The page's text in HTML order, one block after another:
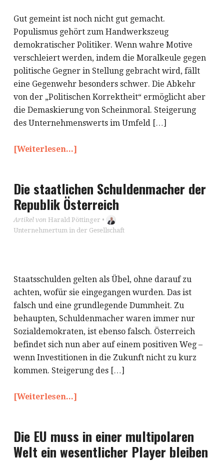
Gut gemeint ist noch nicht gut gemacht.
Populismus gehört zum Handwerkszeug
demokratischer Politiker. Wenn wahre Motive
verschleiert werden, indem die Moralkeule gegen
politische Gegner in Stellung gebracht wird, fällt
eine Gegenwehr besonders schwer. Die Abkehr
von der „Politischen Korrektheit“ ermöglicht aber
die Demaskierung von Scheinmoral. Steigerung
des Unternehmenswerts im Umfeld […]
[Weiterlesen...]
Die staatlichen Schuldenmacher der
Republik Österreich
Artikel von Harald Pöttinger •
Unternehmertum in der Gesellschaft
Staatsschulden gelten als Übel, ohne darauf zu
achten, wofür sie eingegangen wurden. Das ist
falsch und eine grundlegende Dummheit. Zu
behaupten, Schuldenmacher waren immer nur
Sozialdemokraten, ist ebenso falsch. Österreich
befindet sich nun aber auf einem positiven Weg –
wenn Investitionen in die Zukunft nicht zu kurz
kommen. Steigerung des […]
[Weiterlesen...]
Die EU muss in einer multipolaren
Welt ein wesentlicher Player bleiben